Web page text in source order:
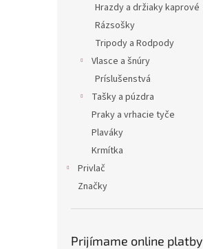
Hrazdy a držiaky kaprové
Rázsošky
Tripody a Rodpody
Vlasce a šnúry
Príslušenstvá
Tašky a púzdra
Praky a vrhacie tyče
Plaváky
Krmítka
Privlač
Značky
Prijímame online platby